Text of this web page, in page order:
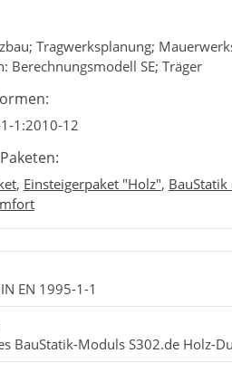
Tragwerksplanung;
Berechnungsmodell SE; Träger
1-1:2010-12
, Einsteigerpaket "Holz",
EN 1995-1-1
BauStatik-Moduls S302.de Holz-